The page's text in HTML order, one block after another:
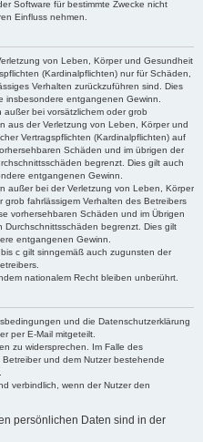
Software für bestimmte Zwecke nicht
Einfluss nehmen.
von Leben, Körper und Gesundheit
(Kardinalpflichten) nur für Schäden,
Verhalten zurückzuführen sind. Dies
insbesondere entgangenen Gewinn.
bei vorsätzlichem oder grob
aus der Verletzung von Leben, Körper und
Vertragspflichten (Kardinalpflichten) auf
Schäden und im übrigen der
begrenzt. Dies gilt auch
entgangenen Gewinn.
außer bei der Verletzung von Leben, Körper
fahrlässigem Verhalten des Betreibers
vorhersehbaren Schäden und im Übrigen
begrenzt. Dies gilt
entgangenen Gewinn.
c gilt sinngemäß auch zugunsten der
nationalem Recht bleiben unberührt.
und die Datenschutzerklärung
per E-Mail mitgeteilt.
zu widersprechen. Im Falle des
und dem Nutzer bestehende
verbindlich, wenn der Nutzer den
persönlichen Daten sind in der